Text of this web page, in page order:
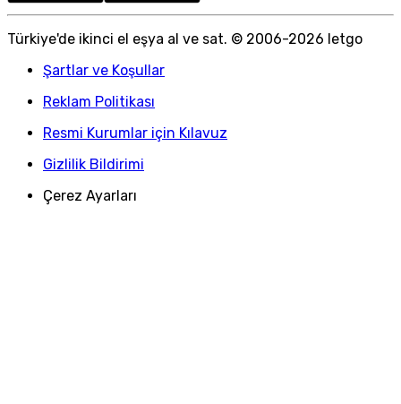
Türkiye'de ikinci el eşya al ve sat. © 2006-2026 letgo
Şartlar ve Koşullar
Reklam Politikası
Resmi Kurumlar için Kılavuz
Gizlilik Bildirimi
Çerez Ayarları